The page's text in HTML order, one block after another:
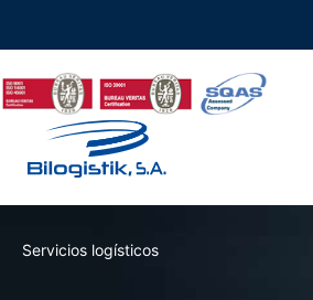
Servicios logísticos